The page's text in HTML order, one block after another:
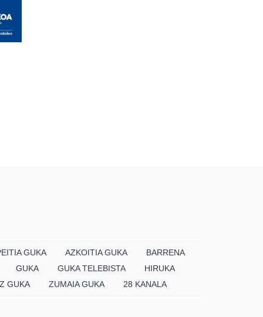
GUKA AZKOITIA GUKA
BARRENA
GUKA
GUKA TELEBISTA
HIRUKA
GUKA
ZUMAIA GUKA 28 KANALA